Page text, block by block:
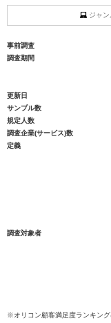
ジャ
事前調査
調査期間
更新日
サンプル数
規定人数
調査企業(サービス)数
定義
調査対象者
※オリコン顧客満足度ランキン